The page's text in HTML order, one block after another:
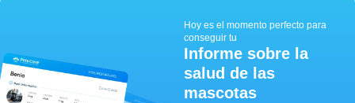
Hoy es el momento perfecto para
conseguir tu
Informe sobre la
salud de las
mascotas